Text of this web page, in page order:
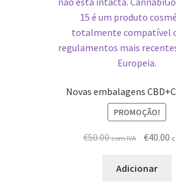
Novas embalagens
PROMOÇÃO!
O€50.00O
atual
com IVA €40.00
Adicionar